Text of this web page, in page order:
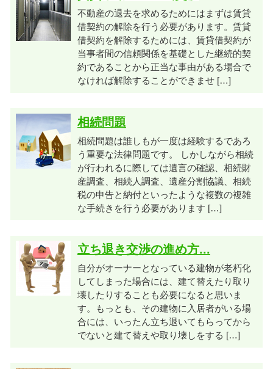
不動産の退去を求めるためにはまずは賃貸
借契約の解除を行う必要があります。賃貸
借契約を解除するためには、賃貸借契約が
当事者間の信頼関係を基礎とした継続的契
約であることから正当な事由がある場合で
なければ解除することができませ […]
相続問題
相続問題は誰しもが一度は経験するであろ
う重要な法律問題です。 しかしながら相続
が行われるに際しては遺言の確認、相続財
産調査、相続人調査、遺産分割協議、相続
税の申告と納付といったような複数の複雑
な手続きを行う必要があります […]
立ち退き交渉の進め方...
自分がオーナーとなっている建物が老朽化
してしまった場合には、建て替えたり取り
壊したりすることも必要になると思いま
す。もっとも、その建物に入居者がいる場
合には、いったん立ち退いてもらってから
でないと建て替えや取り壊しをする […]